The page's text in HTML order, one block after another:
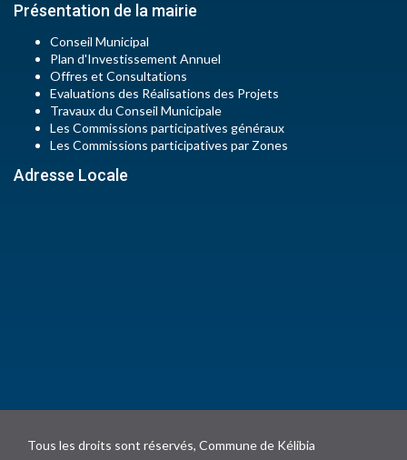
Présentation de la mairie
Conseil Municipal
Plan d'Investissement Annuel
Offres et Consultations
Evaluations des Réalisations des Projets
Travaux du Conseil Municipale
Les Commissions participatives généraux
Les Commissions participatives par Zones
Adresse Locale
Tous les droits sont réservés, Commune de Kélibia